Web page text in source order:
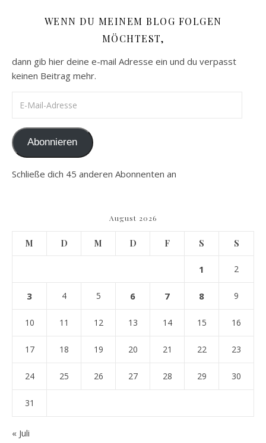
WENN DU MEINEM BLOG FOLGEN
MÖCHTEST,
dann gib hier deine e-mail Adresse ein und du verpasst
keinen Beitrag mehr.
Abonnieren
Schließe dich 45 anderen Abonnenten an
August 2026
M D M D F S S
1 2
3 4 5 6 7 8 9
10 11 12 13 14 15 16
17 18 19 20 21 22 23
24 25 26 27 28 29 30
31
« Juli